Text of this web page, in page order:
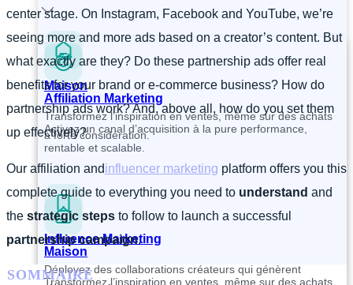
Maison
Transformez l’inspiration en ventes, même sur des achats
à forte considération.
Influence Marketing
Déployez des collaborations créateurs qui génèrent
Affiliation Marketing
Activez un canal d’acquisition à la pure performance,
rentable et scalable.
Maison
Transformez l’inspiration en ventes, même sur des achats
center stage. On Instagram, Facebook and YouTube, we’re
seeing more and more ads based on a creator’s content. But
what exactly are they? Do these partnership ads offer real
benefits for your brand or e-commerce business? How do
partnership ads work? And, above all, how do you set them
up effectively?
Our affiliation andinfluencer marketing platform offers you this
complete guide to everything you need to understand and
the strategic steps to follow to launch a successful
partnership campaign.
SOMMAIRE